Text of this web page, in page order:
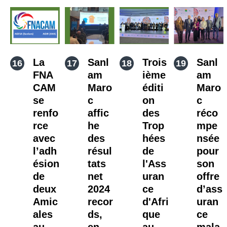
La
FNA
CAM
se
renfo
rce
avec
l’adh
ésion
de
deux
Amic
ales
Sanl
am
Maro
c
affic
he
des
résul
tats
net
2024
recor
ds,
Trois
ième
éditi
on
des
Trop
hées
de
l'Ass
uran
ce
d'Afri
que
Sanl
am
Maro
c
réco
mpe
nsée
pour
son
offre
d’ass
uran
ce